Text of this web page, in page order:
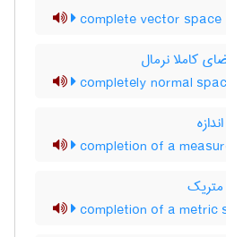
complete vector space
کاملا نرمال
completely normal
completion of a
completion of a metric